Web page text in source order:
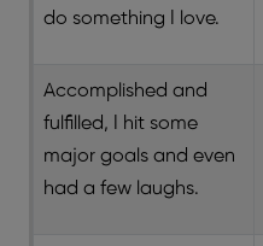
do something I love.
Accomplished and
fulfilled, I hit some
major goals and even
had a few laughs.